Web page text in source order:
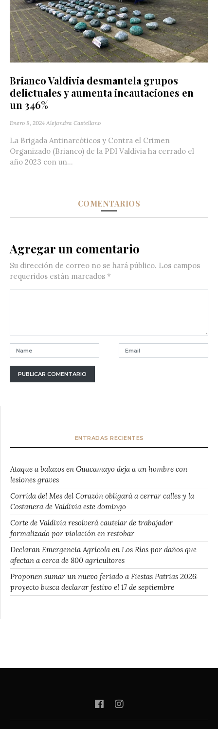
Brianco Valdivia desmantela grupos
delictuales y aumenta incautaciones en
un 346%
Enero 8, 2024 Alejandra Castellano
La Brigada Antinarcóticos y Contra el Crimen
Organizado (Brianco) de la PDI Valdivia ha cerrado el
año 2023 con un...
COMENTARIOS
Agregar un comentario
Su dirección de correo no se hará público. Los campos
requeridos están marcados *
ENTRADAS RECIENTES
Ataque a balazos en Guacamayo deja a un hombre con
lesiones graves
Corrida del Mes del Corazón obligará a cerrar calles y la
Costanera de Valdivia este domingo
Corte de Valdivia resolverá cautelar de trabajador
formalizado por violación en restobar
Declaran Emergencia Agrícola en Los Ríos por daños que
afectan a cerca de 800 agricultores
Proponen sumar un nuevo feriado a Fiestas Patrias 2026:
proyecto busca declarar festivo el 17 de septiembre